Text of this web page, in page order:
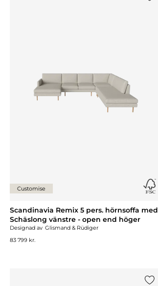
Customise
Scandinavia Remix 5 pers. hörnsoffa med
Schäslong vänstre - open end höger
Designad av Glismand & Rüdiger
83 799 kr.